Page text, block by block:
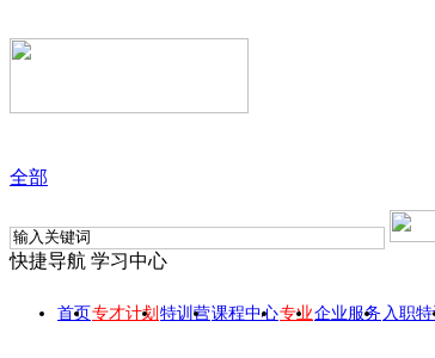
全部
快捷导航 学习中心
首页专才计划 特训营课程中心专业企业服务 入职特